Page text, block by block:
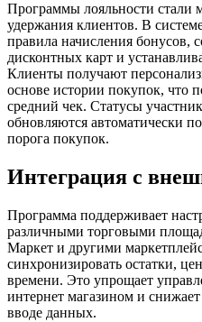
Программы лояльности
удержания клиентов. В
правила начисления бонусов,
дисконтных карт и
Клиенты получают
основе истории покупок, что
средний чек. Статусы
обновляются автоматически
порога покупок.
Интеграция с
Программа поддерживает
различными торговыми
Маркет и другими
синхронизировать остатки,
времени. Это упрощает
интернет магазином и
вводе данных.